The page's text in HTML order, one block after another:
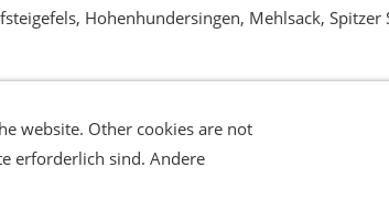
Hohenhundersingen, Mehlsack,
Verbraucherhinweise
website. Other cookies are not
erforderlich sind. Andere